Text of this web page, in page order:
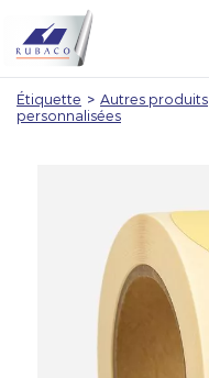
Étiquette > Autres produits
personnalisées